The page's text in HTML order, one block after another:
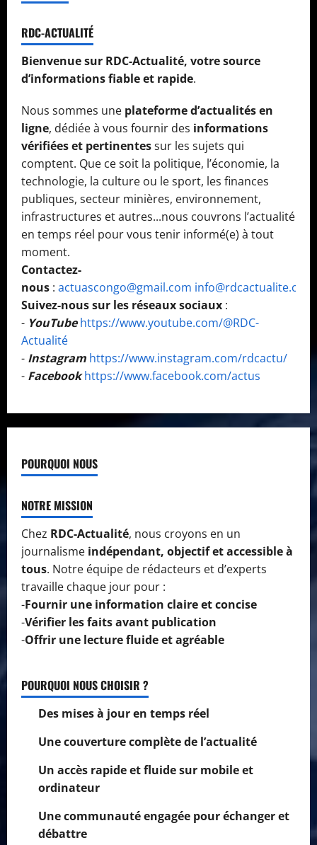
RDC-ACTUALITÉ
Bienvenue sur RDC-Actualité, votre source
d’informations fiable et rapide.
Nous sommes une plateforme d’actualités en
ligne, dédiée à vous fournir des informations
vérifiées et pertinentessur les sujets qui
comptent. Que ce soit la politique, l’économie, la
technologie, la culture ou le sport, les finances
publiques, secteur minières, environnement,
infrastructures et autres...nous couvrons l’actualité
en temps réel pour vous tenir informé(e) à tout
moment.
Contactez-
nous : actuascongo@gmail.com info@rdcactualite.com
Suivez-nous sur les réseaux sociaux :
- YouTube https://www.youtube.com/@RDC-
Actualité
- Instagram https://www.instagram.com/rdcactu/
- Facebook https://www.facebook.com/actus
POURQUOI NOUS
NOTRE MISSION
Chez RDC-Actualité, nous croyons en un
journalisme indépendant, objectif et accessible à
tous. Notre équipe de rédacteurs et d’experts
travaille chaque jour pour :
-Fournir une information claire et concise
-Vérifier les faits avant publication
-Offrir une lecture fluide et agréable
POURQUOI NOUS CHOISIR ?
Des mises à jour en temps réel
Une couverture complète de l’actualité
Un accès rapide et fluide sur mobile et
ordinateur
Une communauté engagée pour échanger et
débattre